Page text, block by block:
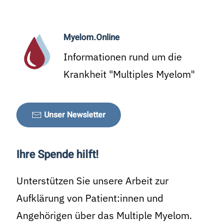
Myelom.Online
Informationen rund um die
Krankheit "Multiples Myelom"
Unser Newsletter
Ihre Spende hilft!
Unterstützen Sie unsere Arbeit zur
Aufklärung von Patient:innen und
Angehörigen über das Multiple Myelom.